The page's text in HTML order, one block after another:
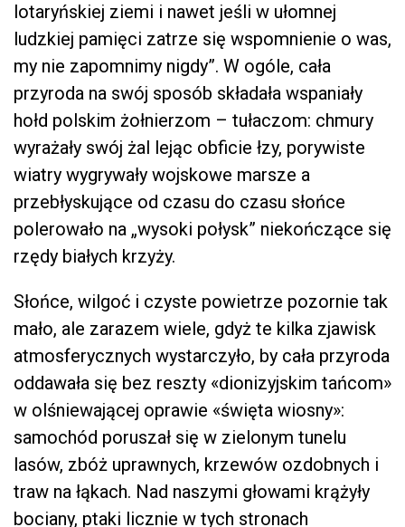
lotaryńskiej ziemi i nawet jeśli w ułomnej
ludzkiej pamięci zatrze się wspomnienie o was,
my nie zapomnimy nigdy”. W ogóle, cała
przyroda na swój sposób składała wspaniały
hołd polskim żołnierzom – tułaczom: chmury
wyrażały swój żal lejąc obficie łzy, porywiste
wiatry wygrywały wojskowe marsze a
przebłyskujące od czasu do czasu słońce
polerowało na „wysoki połysk” niekończące się
rzędy białych krzyży.
Słońce, wilgoć i czyste powietrze pozornie tak
mało, ale zarazem wiele, gdyż te kilka zjawisk
atmosferycznych wystarczyło, by cała przyroda
oddawała się bez reszty «dionizyjskim tańcom»
w olśniewającej oprawie «święta wiosny»:
samochód poruszał się w zielonym tunelu
lasów, zbóż uprawnych, krzewów ozdobnych i
traw na łąkach. Nad naszymi głowami krążyły
bociany, ptaki licznie w tych stronach